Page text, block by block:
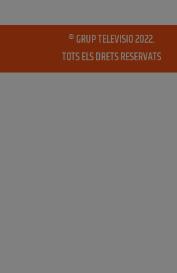
® GRUP TELEVISIO 2022.
TOTS ELS DRETS RESERVATS